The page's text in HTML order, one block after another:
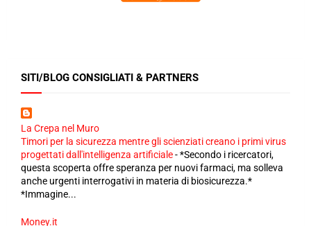
SITI/BLOG CONSIGLIATI & PARTNERS
La Crepa nel Muro
Timori per la sicurezza mentre gli scienziati creano i primi virus
progettati dall'intelligenza artificiale-*Secondo i ricercatori,
questa scoperta offre speranza per nuovi farmaci, ma solleva
anche urgenti interrogativi in ​​materia di biosicurezza.*
*Immagine...
Money.it